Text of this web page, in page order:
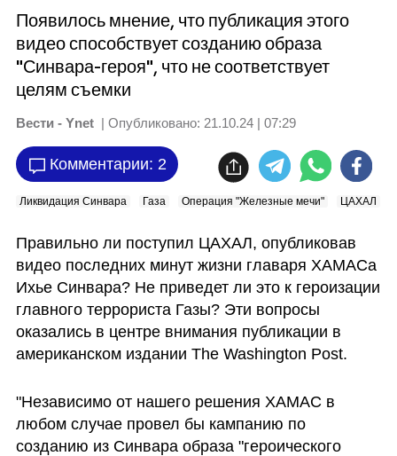
Появилось мнение, что публикация этого
видео способствует созданию образа
"Синвара-героя", что не соответствует
целям съемки
Вести - Ynet | Опубликовано: 21.10.24 | 07:29
Комментарии: 2
Ликвидация Синвара Газа Операция "Железные мечи" ЦАХАЛ
Правильно ли поступил ЦАХАЛ, опубликовав
видео последних минут жизни главаря ХАМАСа
Ихье Синвара? Не приведет ли это к героизации
главного террориста Газы? Эти вопросы
оказались в центре внимания публикации в
американском издании The Washington Post.
"Независимо от нашего решения ХАМАС в
любом случае провел бы кампанию по
созданию из Синвара образа "героического